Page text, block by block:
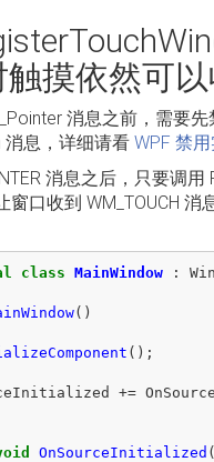
摸依然可
消息之前，需要
消息，详细请看 WPF 禁
消息之后，只要调用
窗口收到 WM_TOUCH 消
class MainWindow :
()
();
+=
OnSourceInitialized (